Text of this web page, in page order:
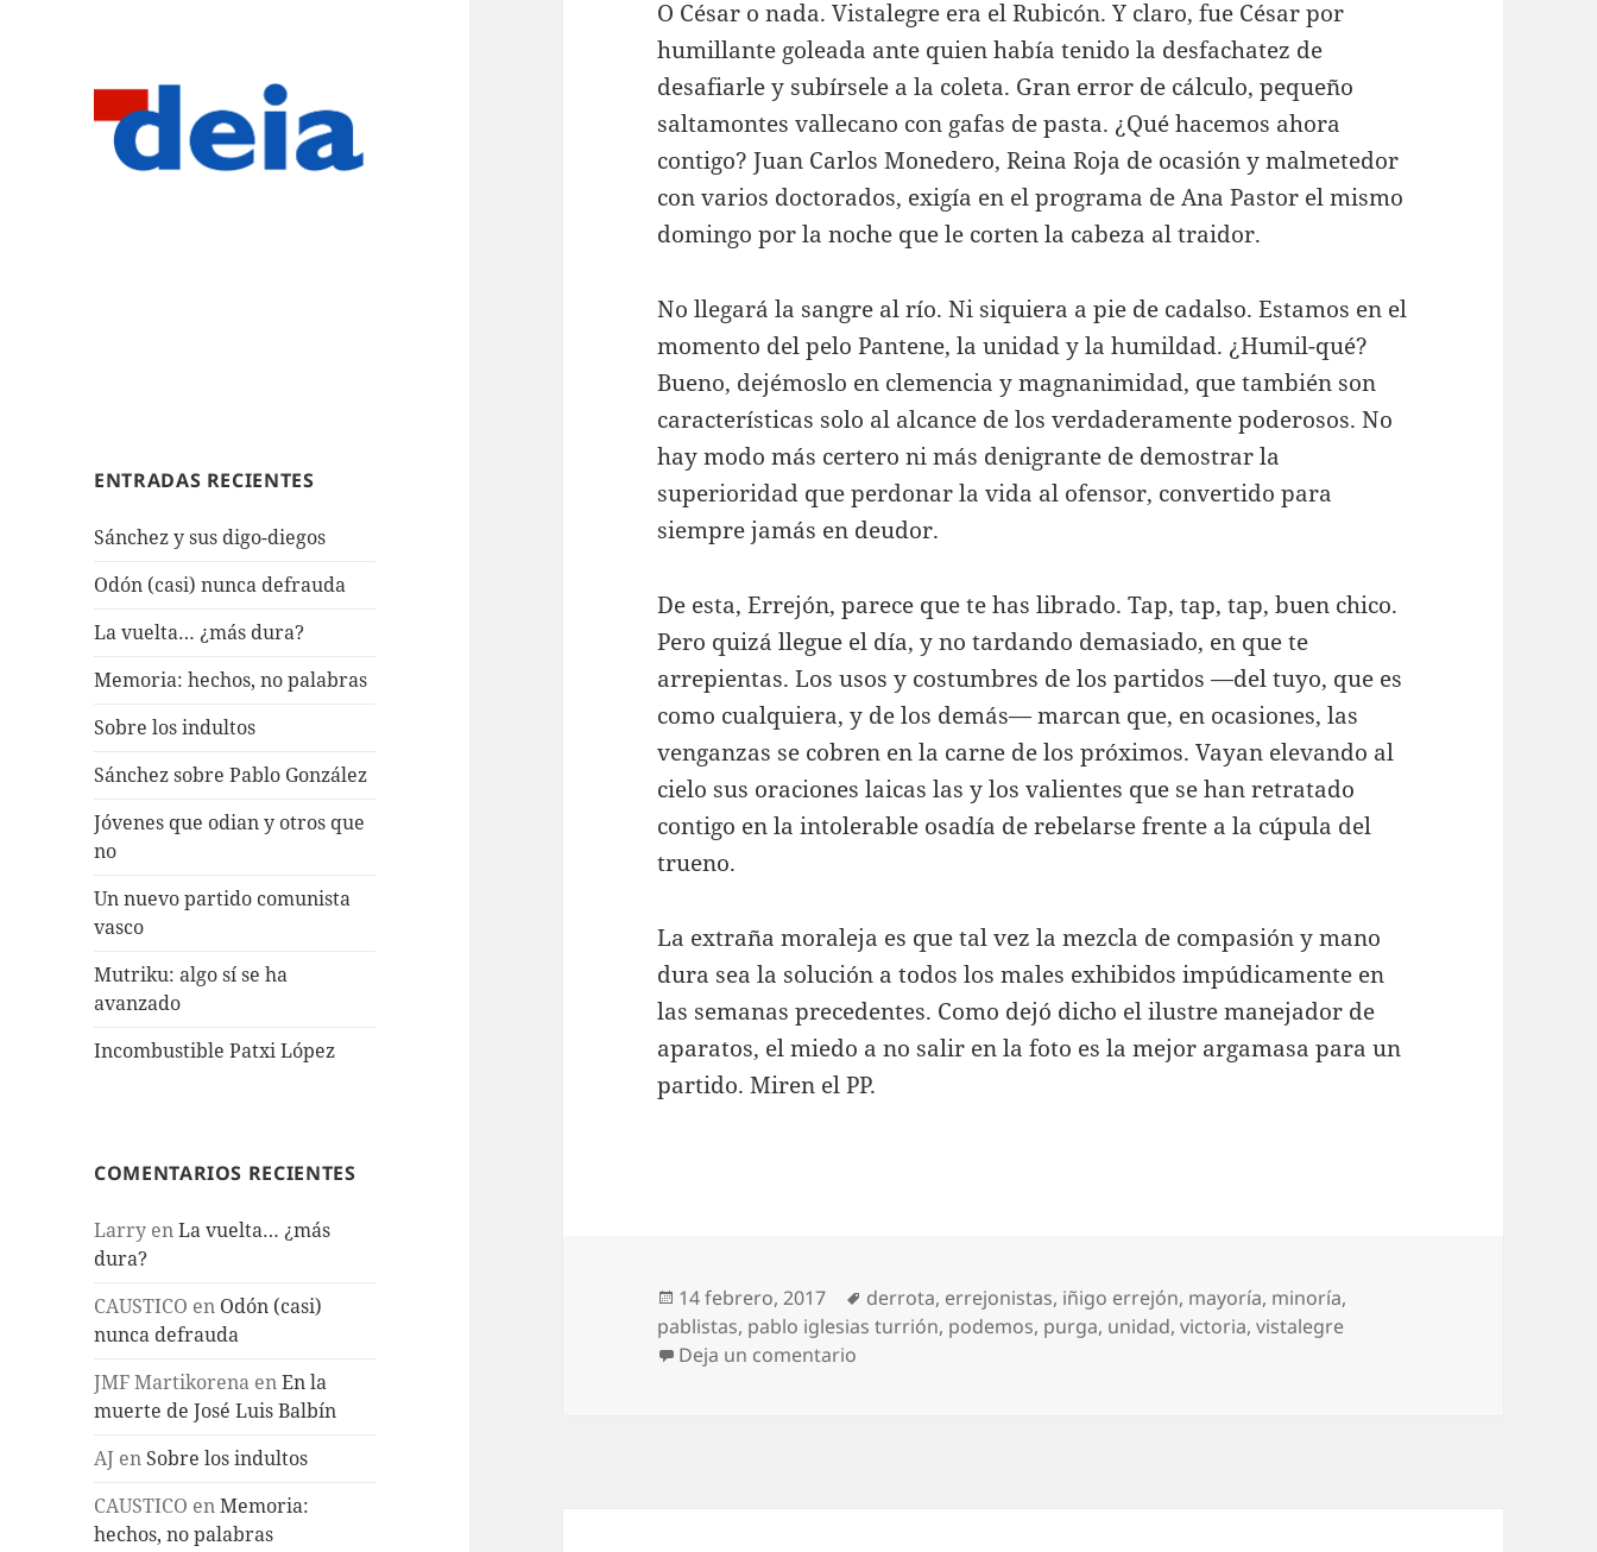
ENTRADAS RECIENTES
Sánchez y sus digo-diegos
Odón (casi) nunca defrauda
La vuelta… ¿más dura?
Memoria: hechos, no palabras
Sobre los indultos
Sánchez sobre Pablo González
Jóvenes que odian y otros que
no
Un nuevo partido comunista
vasco
Mutriku: algo sí se ha
avanzado
Incombustible Patxi López
COMENTARIOS RECIENTES
Larry enLa vuelta… ¿más
dura?
CAUSTICO en Odón (casi)
nunca defrauda
JMF Martikorena enEn la
muerte de José Luis Balbín
AJ en Sobre los indultos
CAUSTICO enMemoria:
hechos, no palabras
O César o nada. Vistalegre era el Rubicón. Y claro, fue César por
humillante goleada ante quien había tenido la desfachatez de
desafiarle y subírsele a la coleta. Gran error de cálculo, pequeño
saltamontes vallecano con gafas de pasta. ¿Qué hacemos ahora
contigo? Juan Carlos Monedero, Reina Roja de ocasión y malmetedor
con varios doctorados, exigía en el programa de Ana Pastor el mismo
domingo por la noche que le corten la cabeza al traidor.
No llegará la sangre al río. Ni siquiera a pie de cadalso. Estamos en el
momento del pelo Pantene, la unidad y la humildad. ¿Humil-qué?
Bueno, dejémoslo en clemencia y magnanimidad, que también son
características solo al alcance de los verdaderamente poderosos. No
hay modo más certero ni más denigrante de demostrar la
superioridad que perdonar la vida al ofensor, convertido para
siempre jamás en deudor.
De esta, Errejón, parece que te has librado. Tap, tap, tap, buen chico.
Pero quizá llegue el día, y no tardando demasiado, en que te
arrepientas. Los usos y costumbres de los partidos —del tuyo, que es
como cualquiera, y de los demás— marcan que, en ocasiones, las
venganzas se cobren en la carne de los próximos. Vayan elevando al
cielo sus oraciones laicas las y los valientes que se han retratado
contigo en la intolerable osadía de rebelarse frente a la cúpula del
trueno.
La extraña moraleja es que tal vez la mezcla de compasión y mano
dura sea la solución a todos los males exhibidos impúdicamente en
las semanas precedentes. Como dejó dicho el ilustre manejador de
aparatos, el miedo a no salir en la foto es la mejor argamasa para un
partido. Miren el PP.
Publicado
el
14 febrero, 2017 Etiquetas
derrota, errejonistas, iñigo errejón, mayoría, minoría,
pablistas, pablo iglesias turrión, podemos, purga, unidad,victoria,vistalegre
Deja un comentario